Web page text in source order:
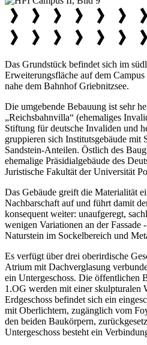
Das Grundstück befindet sich im
Erweiterungsfläche auf dem
nahe dem Bahnhof Griebnitzsee.
Die umgebende Bebauung ist sehr
„Reichsbahnvilla“ (ehemaliges
Stiftung für deutsche Invaliden und
gruppieren sich Institutsgebäude mit
Sandstein-Anteilen. Östlich des
ehemalige Präsidialgebäude des
Juristische Fakultät der Universität
Das Gebäude greift die Materialität
Nachbarschaft auf und führt damit
konsequent weiter: unaufgeregt,
wenigen Variationen an der Fassade
Naturstein im Sockelbereich und
Es verfügt über drei oberirdische
Atrium mit Dachverglasung
ein Untergeschoss. Die öffentlichen
1.OG werden mit einer skulpturalen
Erdgeschoss befindet sich ein
mit Oberlichtern, zugänglich vom
den beiden Baukörpern,
Untergeschoss besteht ein